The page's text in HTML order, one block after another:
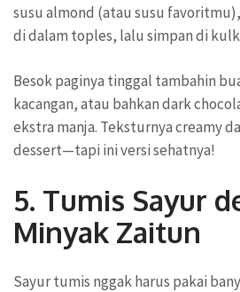
susu almond (atau susu
di dalam toples, lalu simpan di
Besok paginya tinggal tambahin
kacangan, atau bahkan dark
ekstra manja. Teksturnya creamy
dessert—tapi ini versi sehatnya!
5. Tumis Sayur
Minyak Zaitun
Sayur tumis nggak harus pakai